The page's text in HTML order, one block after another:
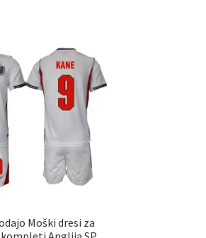
Možnosti
lahko
izberete
strani
izdelka
Moški dresi za